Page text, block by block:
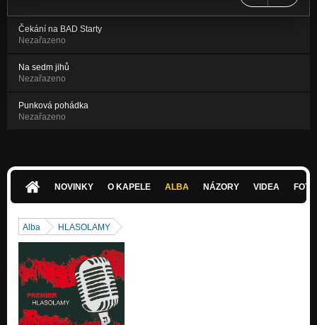
Čekání na BAD Starty
Nezařazeno
Na sedm jihů
Nezařazeno
Punková pohádka
Nezařazeno
NOVINKY O KAPELE ALBA NÁZORY VIDEA
Alba HLASOLAMY